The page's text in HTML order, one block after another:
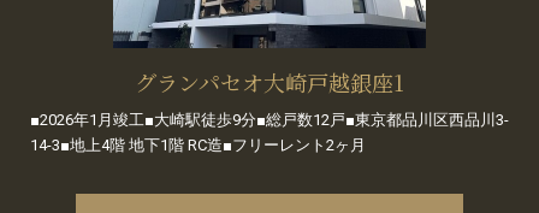
グランパセオ大崎戸越銀座1
■2026年1月竣工■大崎駅徒歩9分■総戸数12戸■東京都品川区西品川3-
14-3■地上4階 地下1階 RC造■フリーレント2ヶ月